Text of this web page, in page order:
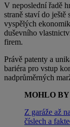
V neposlední řadě
straně staví do
vyspělých
duševního
firem.
Právě patenty a
bariéra pro vstup
nadprůměrných
MOHLO
Z garáže až
číslech a